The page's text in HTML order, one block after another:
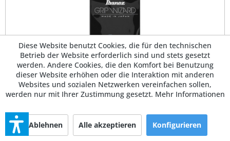
Ibanez Plektren PPA-16HRG-DB
Polyacetal, deep blue, heavy, Rubber Grip, Packung mit 6
Art.Nr.:295171
Diese Website benutzt Cookies, die für den technischen
Betrieb der Website erforderlich sind und stets gesetzt
werden. Andere Cookies, die den Komfort bei Benutzung
dieser Website erhöhen oder die Interaktion mit anderen
Websites und sozialen Netzwerken vereinfachen sollen,
werden nur mit Ihrer Zustimmung gesetzt. Mehr Informationen
Ablehnen Alle akzeptieren Konfigurieren